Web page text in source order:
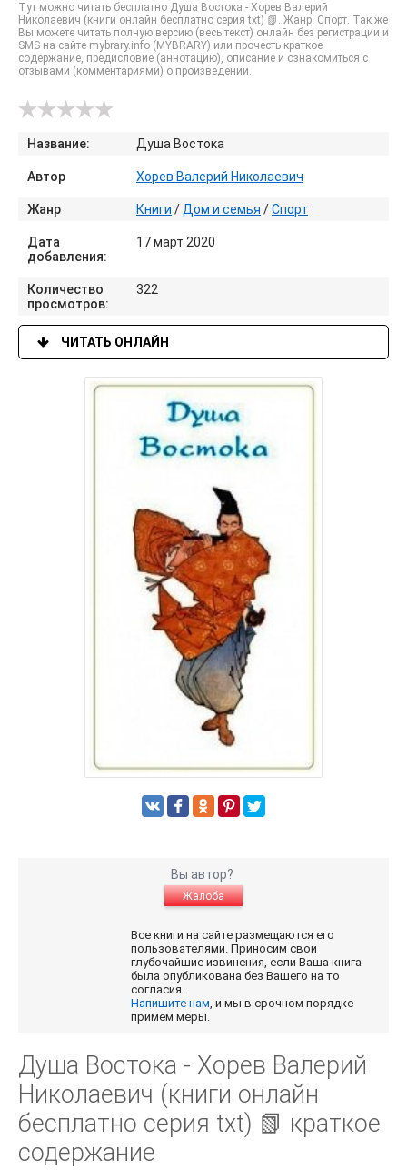
Тут можно читать бесплатно Душа Востока - Хорев Валерий
Николаевич (книги онлайн бесплатно серия txt) 📗. Жанр: Спорт. Так же
Вы можете читать полную версию (весь текст) онлайн без регистрации и
SMS на сайте mybrary.info (MYBRARY) или прочесть краткое
содержание, предисловие (аннотацию), описание и ознакомиться с
отзывами (комментариями) о произведении.
Название: Душа Востока
Автор Хорев Валерий Николаевич
Жанр Книги / Дом и семья /Спорт
Дата
добавления:
17 март 2020
Количество
просмотров:
322
ЧИТАТЬ ОНЛАЙН
Вы автор?
Жалоба
Все книги на сайте размещаются его
пользователями. Приносим свои
глубочайшие извинения, если Ваша книга
была опубликована без Вашего на то
согласия.
Напишите нам , и мы в срочном порядке
примем меры.
Душа Востока - Хорев Валерий
Николаевич (книги онлайн
бесплатно серия txt) 📗 краткое
содержание